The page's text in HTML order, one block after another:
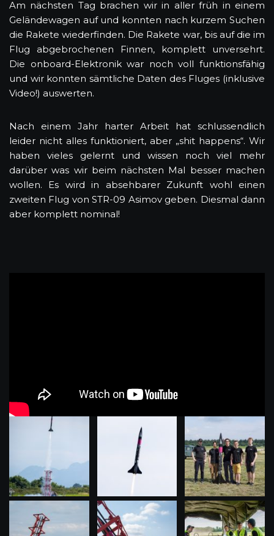
Am nächsten Tag brachen wir in aller früh in einem
Geländewagen auf und konnten nach kurzem Suchen
die Rakete wiederfinden. Die Rakete war, bis auf die im
Flug abgebrochenen Finnen, komplett unversehrt.
Die onboard-Elektronik war noch voll funktionsfähig
und wir konnten sämtliche Daten des Fluges (inklusive
Video!) auswerten.
Nach einem Jahr harter Arbeit hat schlussendlich
leider nicht alles funktioniert, aber „shit happens“. Wir
haben vieles gelernt und wissen noch viel mehr
darüber was wir beim nächsten Mal besser machen
wollen. Es wird in absehbarer Zukunft wohl einen
zweiten Flug von STR-09 Asimov geben. Diesmal dann
aber komplett nominal!